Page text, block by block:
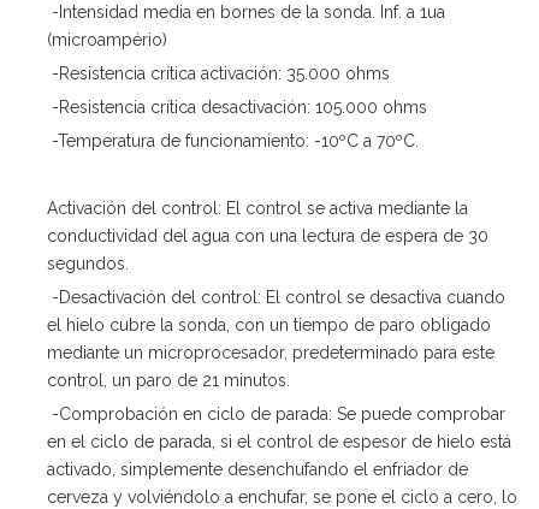
-Intensidad media en bornes de la sonda. Inf. a 1ua
(microampério)
-Resistencia crítica activación: 35.000 ohms
-Resistencia crítica desactivación: 105.000 ohms
-Temperatura de funcionamiento: -10ºC a 70ºC.
Activación del control: El control se activa mediante la
conductividad del agua con una lectura de espera de 30
segundos.
-Desactivación del control: El control se desactiva cuando
el hielo cubre la sonda, con un tiempo de paro obligado
mediante un microprocesador, predeterminado para este
control, un paro de 21 minutos.
-Comprobación en ciclo de parada: Se puede comprobar
en el ciclo de parada, si el control de espesor de hielo está
activado, simplemente desenchufando el enfriador de
cerveza y volviéndolo a enchufar, se pone el ciclo a cero, lo